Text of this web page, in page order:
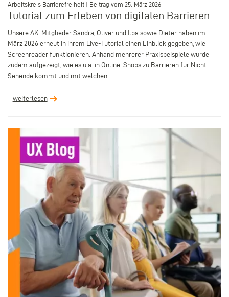
Arbeitskreis Barrierefreiheit | Beitrag vom 25. März 2026
Tutorial zum Erleben von digitalen Barrieren
Unsere AK-Mitglieder Sandra, Oliver und Ilba sowie Dieter haben im
März 2026 erneut in ihrem Live-Tutorial einen Einblick gegeben, wie
Screenreader funktionieren. Anhand mehrerer Praxisbeispiele wurde
zudem aufgezeigt, wie es u.a. in Online-Shops zu Barrieren für Nicht-
Sehende kommt und mit welchen...
weiterlesen